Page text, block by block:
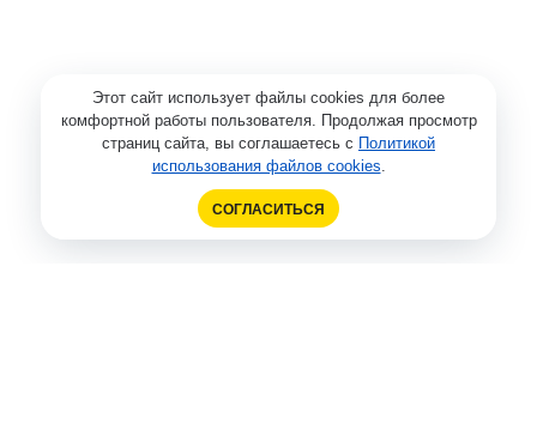
Этот сайт использует файлы cookies для более
комфортной работы пользователя. Продолжая просмотр
страниц сайта, вы соглашаетесь с Политикой
использования файлов cookies.
СОГЛАСИТЬСЯ